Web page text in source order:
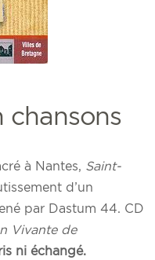
chansons
à Nantes, Saint-
d’un
par Dastum 44. CD
Vivante de
ni échangé.